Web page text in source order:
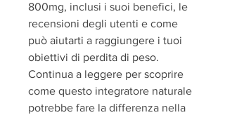
800mg, inclusi i suoi benefici, le
recensioni degli utenti e come
può aiutarti a raggiungere i tuoi
obiettivi di perdita di peso.
Continua a leggere per scoprire
come questo integratore naturale
potrebbe fare la differenza nella